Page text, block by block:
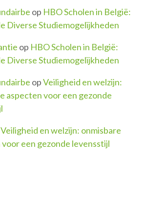
op HBO Scholen in België:
Diverse Studiemogelijkheden
op HBO Scholen in België:
Diverse Studiemogelijkheden
opVeiligheid en welzijn:
aspecten voor een gezonde
Veiligheid en welzijn: onmisbare
een gezonde levensstijl